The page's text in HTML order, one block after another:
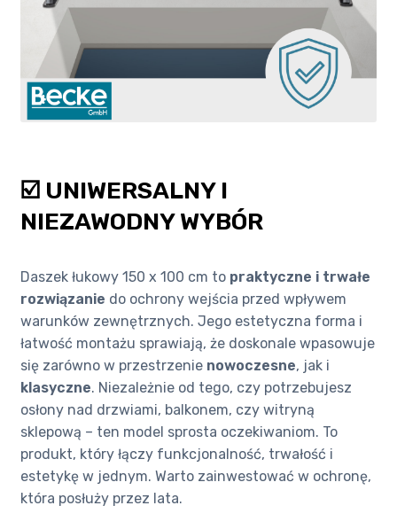
☑️ UNIWERSALNY I
NIEZAWODNY WYBÓR
Daszek łukowy 150 x 100 cm topraktyczne i trwałe
rozwiązanie do ochrony wejścia przed wpływem
warunków zewnętrznych. Jego estetyczna forma i
łatwość montażu sprawiają, że doskonale wpasowuje
się zarówno w przestrzenie nowoczesne, jak i
klasyczne. Niezależnie od tego, czy potrzebujesz
osłony nad drzwiami, balkonem, czy witryną
sklepową – ten model sprosta oczekiwaniom. To
produkt, który łączy funkcjonalność, trwałość i
estetykę w jednym. Warto zainwestować w ochronę,
która posłuży przez lata.